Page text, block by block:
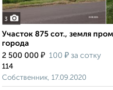
3
Участок 875 сот., земля
города
2 500 000 ₽ 100 ₽ за сотку
114
Собственник, 17.09.2020